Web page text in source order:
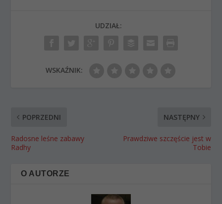
UDZIAŁ:
WSKAŹNIK:
POPRZEDNI
Radosne leśne zabawy
Radhy
NASTĘPNY
Prawdziwe szczęście jest w
Tobie
O AUTORZE